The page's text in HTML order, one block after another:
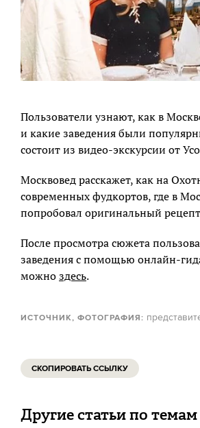
Пользователи узнают, как в
и какие заведения были
состоит из видео-экскурсии от
Москвовед расскажет, как на
современных фудкортов, где в
попробовал оригинальный
После просмотра сюжета
заведения с помощью онлайн-
можноздесь.
ИСТОЧНИК, ФОТОГРАФИЯ:
СКОПИРОВАТЬ ССЫЛКУ
Другие статьи по темам